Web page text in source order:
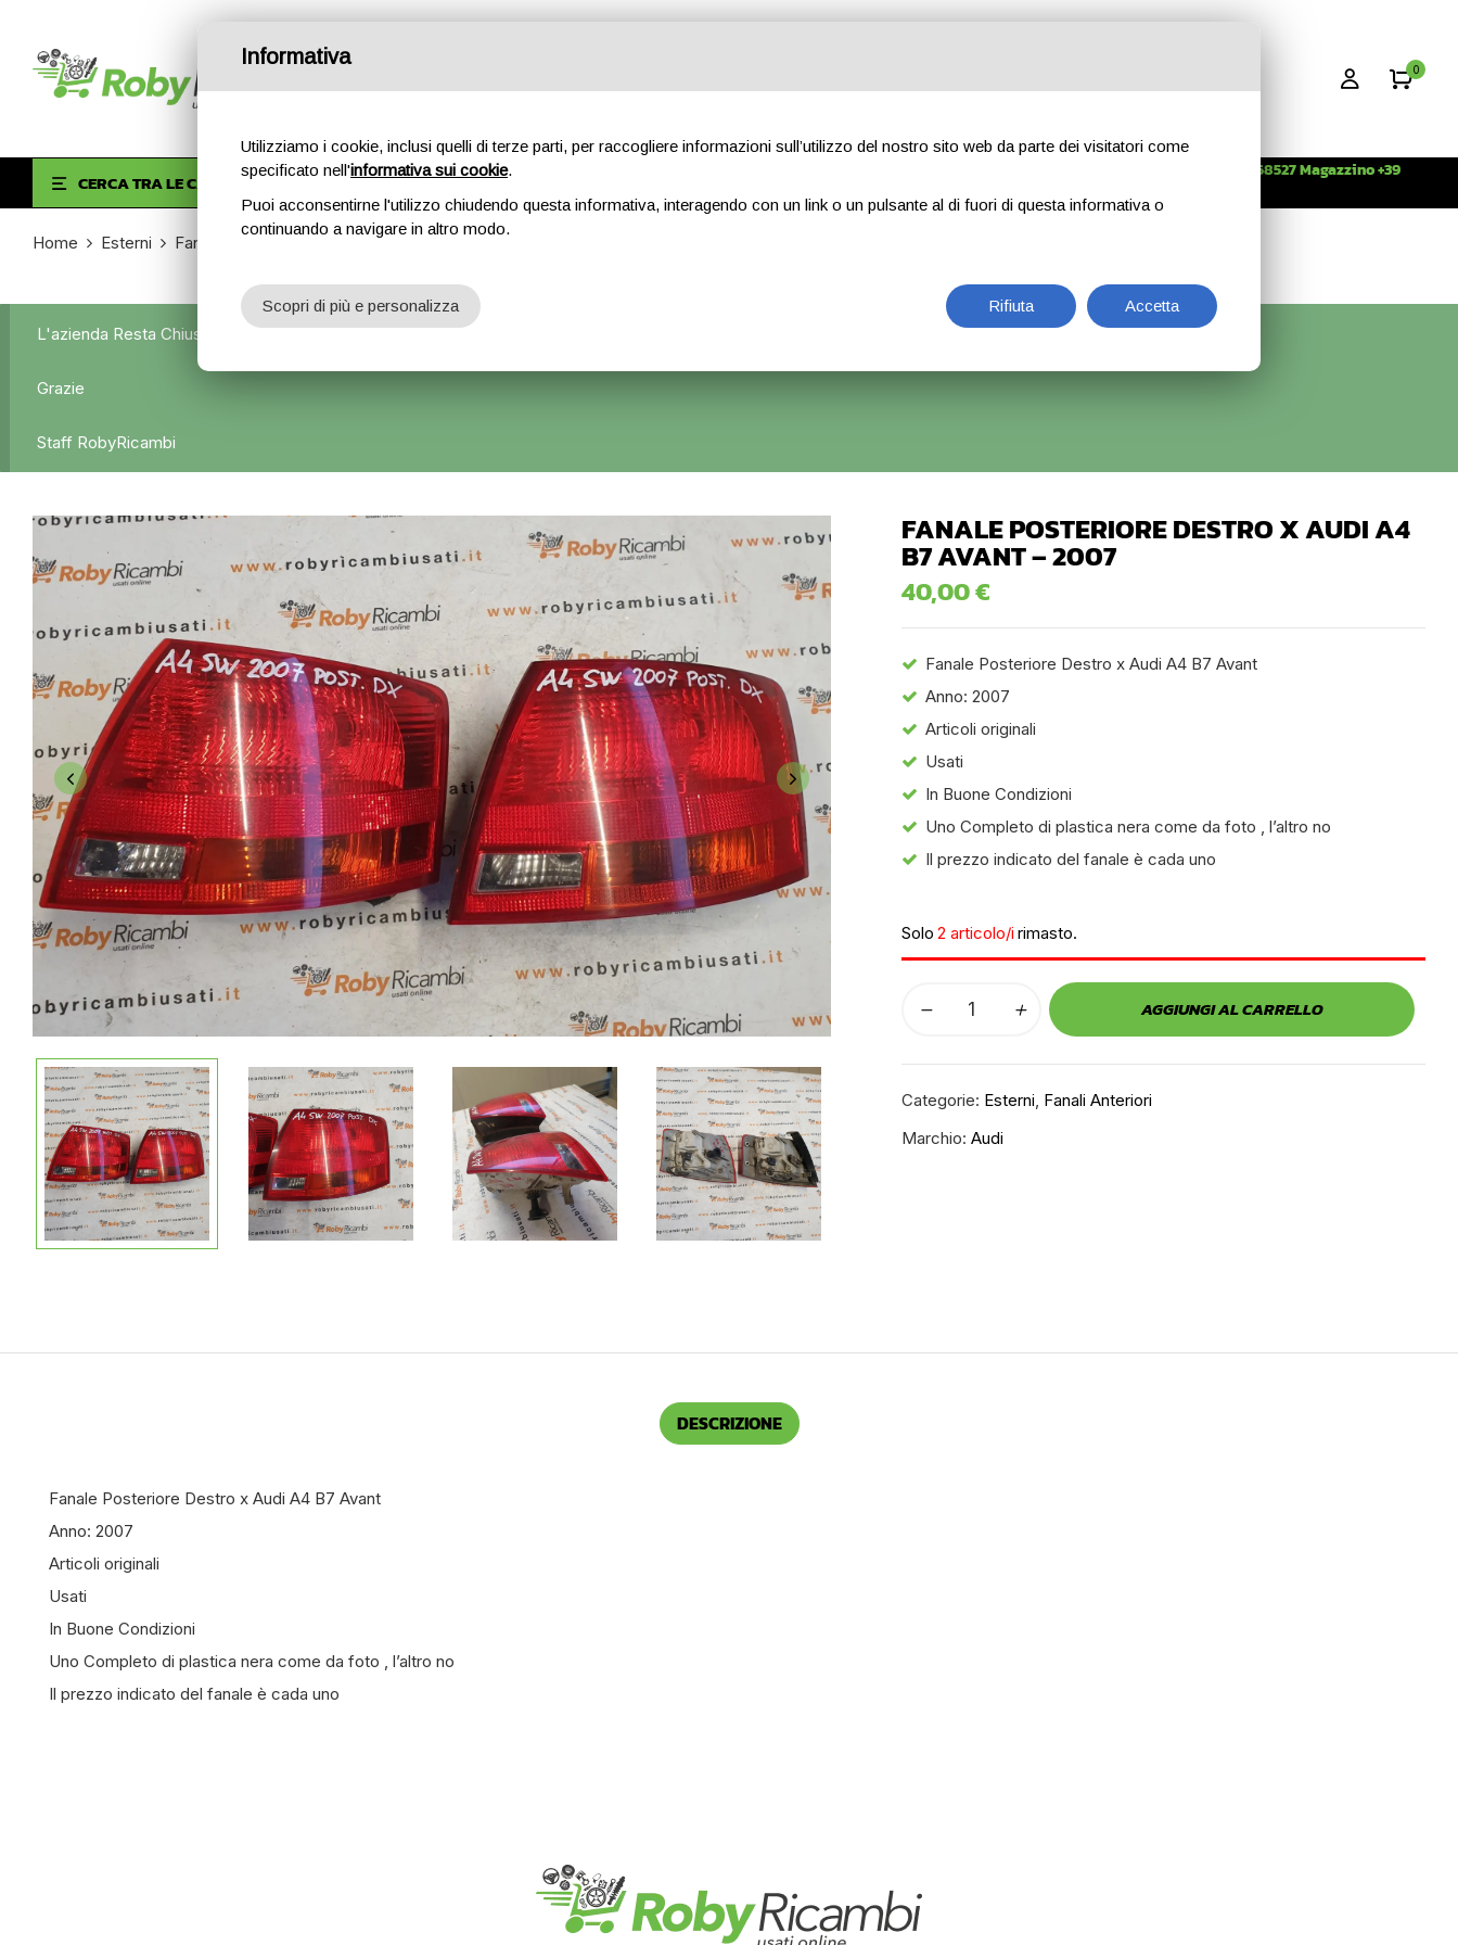
0
CERCA TRA LE CATEGORIE HOME
Info +39 3396268527 Magazzino +39
Home Esterni Fanali anteriori Fanale Posteriore Destro x Audi A4 B7 Avant – 2007
L'azienda Resta Chiusa Dal 5.08 Al 31.08 Qualsiasi Ordine Verrà Accettato Ma La Spedizione Ripartirà Dal 1 Settembre.
Grazie
Staff RobyRicambi
FANALE POSTERIORE DESTRO X AUDI A4
B7 AVANT – 2007
40,00€
Fanale Posteriore Destro x Audi A4 B7 Avant
Anno: 2007
Articoli originali
Usati
In Buone Condizioni
Uno Completo di plastica nera come da foto , l’altro no
Il prezzo indicato del fanale è cada uno
Solo 2 articolo/i rimasto.
AGGIUNGI AL CARRELLO
Categorie: Esterni Fanali Anteriori
Marchio:Audi
DESCRIZIONE
Fanale Posteriore Destro x Audi A4 B7 Avant
Anno: 2007
Articoli originali
Usati
In Buone Condizioni
Uno Completo di plastica nera come da foto , l’altro no
Il prezzo indicato del fanale è cada uno
Informativa
Utilizziamo i cookie, inclusi quelli di terze parti, per raccogliere informazioni sull’utilizzo del nostro sito web da parte dei visitatori come
specificato nell'informativa sui cookie.
Puoi acconsentirne l'utilizzo chiudendo questa informativa, interagendo con un link o un pulsante al di fuori di questa informativa o
continuando a navigare in altro modo.
Rifiuta Accetta
Scopri di più e personalizza